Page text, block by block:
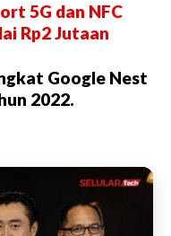
5G dan NFC
Rp2 Jutaan
Google Nest
2022.